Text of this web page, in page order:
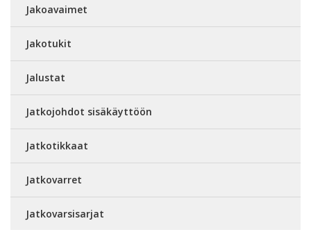
Jakoavaimet
Jakotukit
Jalustat
Jatkojohdot sisäkäyttöön
Jatkotikkaat
Jatkovarret
Jatkovarsisarjat